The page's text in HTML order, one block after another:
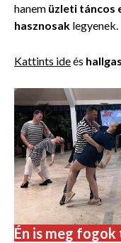
hanem üzleti táncos
hasznosak legyenek.
Kattints ideés
Én is meg